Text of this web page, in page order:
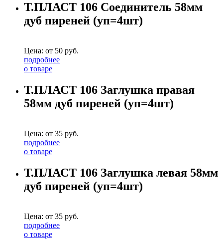
Т.ПЛАСТ 106 Соединитель 58мм
дуб пиреней (уп=4шт)
Цена: от 50 руб.
подробнее
о товаре
Т.ПЛАСТ 106 Заглушка правая
58мм дуб пиреней (уп=4шт)
Цена: от 35 руб.
подробнее
о товаре
Т.ПЛАСТ 106 Заглушка левая 58мм
дуб пиреней (уп=4шт)
Цена: от 35 руб.
подробнее
о товаре